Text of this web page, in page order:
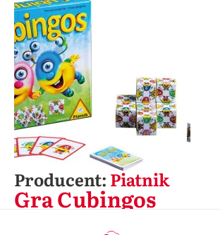
Producent: Piatnik
Gra Cubingos